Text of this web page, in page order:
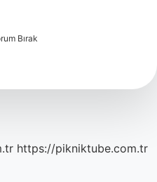
Bırak
https://pikniktube.com.tr